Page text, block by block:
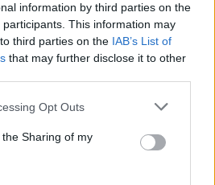
information by third parties on the
participants. This information may
third parties on the IAB’s List of
that may further disclose it to other
Opt Outs
Sharing of my